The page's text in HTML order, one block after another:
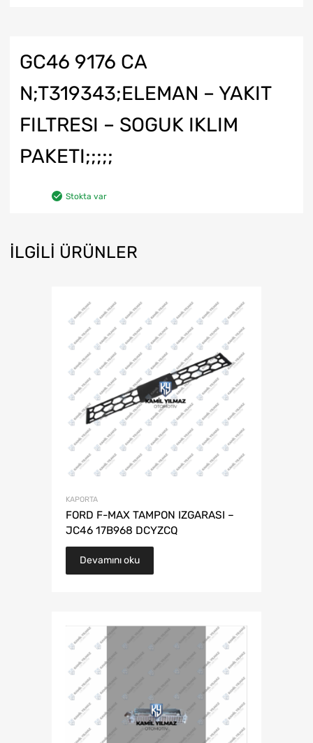
GC46 9176 CA
N;T319343;ELEMAN – YAKIT
FILTRESI – SOGUK IKLIM
PAKETI;;;;;
Stokta var
İLGILI ÜRÜNLER
KAPORTA
FORD F-MAX TAMPON IZGARASI –
JC46 17B968 DCYZCQ
Devamını oku